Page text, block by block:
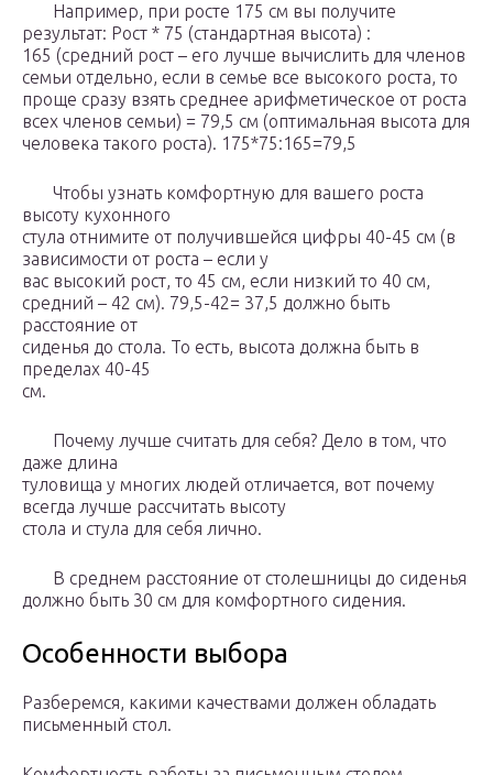
Например, при росте 175 см вы получите
результат: Рост * 75 (стандартная высота) :
165 (средний рост – его лучше вычислить для членов
семьи отдельно, если в семье все высокого роста, то
проще сразу взять среднее арифметическое от роста
всех членов семьи) = 79,5 см (оптимальная высота для
человека такого роста). 175*75:165=79,5
Чтобы узнать комфортную для вашего роста
высоту кухонного
стула отнимите от получившейся цифры 40-45 см (в
зависимости от роста – если у
вас высокий рост, то 45 см, если низкий то 40 см,
средний – 42 см). 79,5-42= 37,5 должно быть
расстояние от
сиденья до стола. То есть, высота должна быть в
пределах 40-45
см.
Почему лучше считать для себя? Дело в том, что
даже длина
туловища у многих людей отличается, вот почему
всегда лучше рассчитать высоту
стола и стула для себя лично.
В среднем расстояние от столешницы до сиденья
должно быть 30 см для комфортного сидения.
Особенности выбора
Разберемся, какими качествами должен обладать
письменный стол.